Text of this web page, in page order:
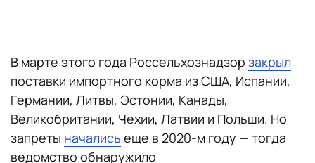
В марте этого года Россельхознадзор закрыл
поставки импортного корма из США, Испании,
Германии, Литвы, Эстонии, Канады,
Великобритании, Чехии, Латвии и Польши. Но
запреты начались еще в 2020-м году — тогда
ведомство обнаружило